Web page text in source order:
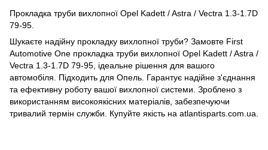
Прокладка труби вихлопної Opel Kadett / Astra / Vectra 1.3-1.7D
79-95.
Шукаєте надійну прокладку вихлопної труби? Замовте First
Automotive One прокладка труби вихлопної Opel Kadett / Astra /
Vectra 1.3-1.7D 79-95, ідеальне рішення для вашого
автомобіля. Підходить для Опель. Гарантує надійне з'єднання
та ефективну роботу вашої вихлопної системи. Зроблено з
використанням високоякісних матеріалів, забезпечуючи
тривалий термін служби. Купуйте якість на atlantisparts.com.ua.